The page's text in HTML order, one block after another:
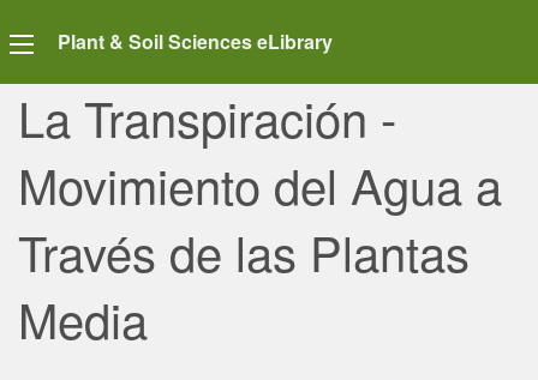
Plant & Soil Sciences eLibrary
La Transpiración -
Movimiento del Agua a
Través de las Plantas
Media